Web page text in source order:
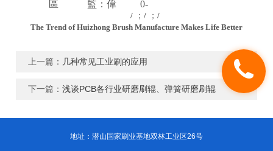
區
監：偉
0-
/ ；/ ；/
The Trend of Huizhong Brush Manufacture Makes Life Better
上一篇： 几种常见工业刷的应用
下一篇：浅谈PCB各行业研磨刷辊、弹簧研磨刷辊
地址：潜山国家刷业基地双林工业区26号